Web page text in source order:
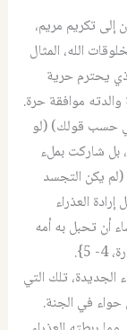
إلى تكريم مريم،
الله، المثال
يحترم حرية
موافقة حرة.
لي حسب قولك) (لو
بل شاركت بملء
(لم يكن التجسد
العذراء
أن تحبل به أمه
5}.
تلك التي
في الجنة.